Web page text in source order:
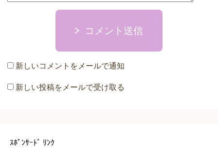
コメント送信
新しいコメントをメールで通知
新しい投稿をメールで受け取る
ｽﾎﾟﾝｻｰﾄﾞ ﾘﾝｸ